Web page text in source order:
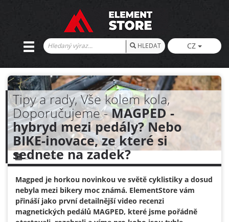
HLEDAT CZ
Tipy a rady, Vše kolem kola,
Doporučujeme -MAGPED -
hybryd mezi pedály? Nebo
BIKE-inovace, ze které si
sednete na zadek?
24.11.2018
Magped je horkou novinkou ve světě cyklistiky a dosud
nebyla mezi bikery moc známá. ElementStore vám
přináší jako první detailnější video recenzi
magnetických pedálů MAGPED, které jsme pořádně